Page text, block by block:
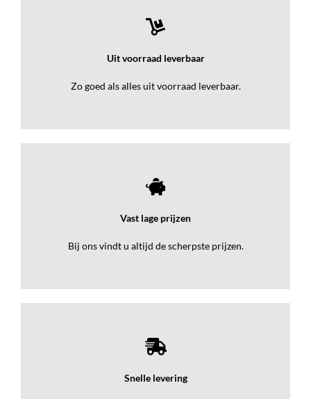
Uit voorraad leverbaar
Zo goed als alles uit voorraad leverbaar.
Vast lage prijzen
Bij ons vindt u altijd de scherpste prijzen.
Snelle levering